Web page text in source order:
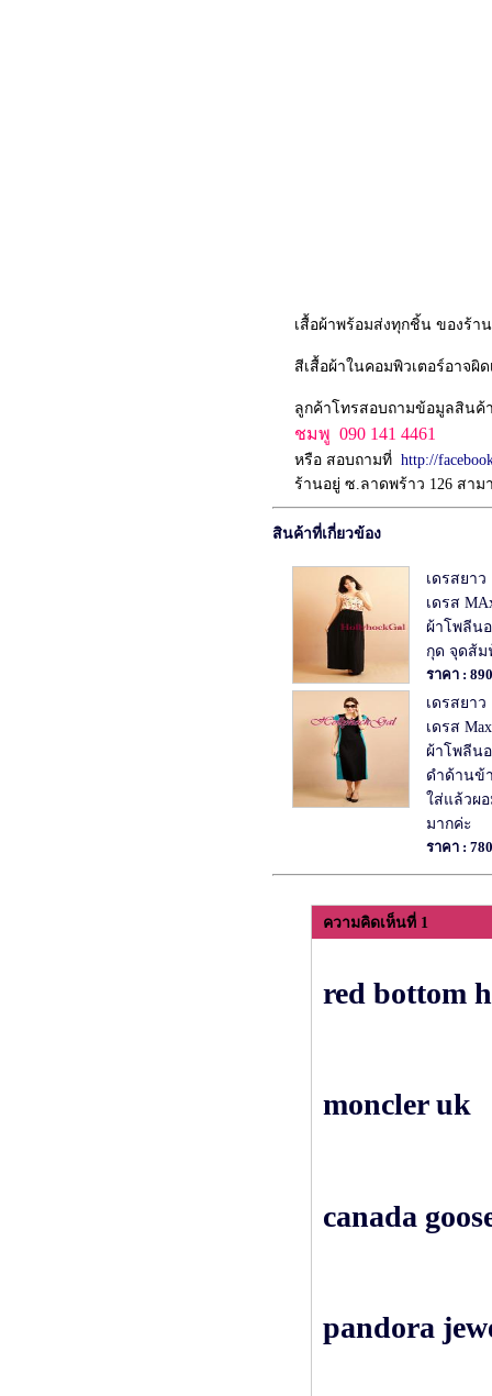
เสื้อผ้าพร้อมส่งทุกชิ้น ของร้า
สีเสื้อผ้าในคอมพิวเตอร์อาจผิ
ลูกค้าโทรสอบถามข้อมูลสินค้
ชมพู 090 141 4461
หรือ สอบถามที่ http://
ร้านอยู่ ซ.ลาดพร้าว 126 สา
สินค้าที่เกี่ยวข้อง
เดรสยา
เดรส
ผ้าโพลีน
กุด จุดส้ม
ราคา :
เดรสยา
เดรส
ผ้าโพลีน
ดำด้านข้
ใส่แล้วผ
มากค่ะ
ราคา :
ความคิดเห็นที่ 1
red bottom
moncler uk
canada
pandora